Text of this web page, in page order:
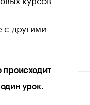
с другими
происходит
урок.